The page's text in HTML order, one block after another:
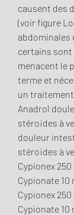
causent des
(voir figure
abdominales
certains sont
menacent le
terme et
un
Anadrol
stéroïdes à
douleur
stéroïdes à
Cypionex
Cypionate 10
Cypionex
Cypionate 10